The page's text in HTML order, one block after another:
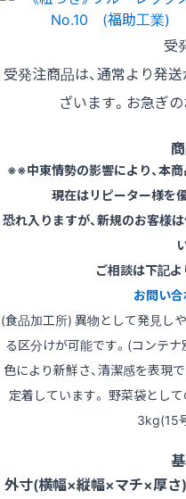
受
受発注商品は、通常より発送
ざいます。お急ぎ
※※中東情勢の影響により、本
現在はリピーター様を
恐れ入りますが、新規のお客様
ご相談は下記よ
お問い
(食品加工所) 異物として発見し
る区分けが可能です。(コンテ
色により新鮮さ、清潔感を表現
定着しています。 野菜袋とし
3kg(15
外寸(横幅×縦幅×マチ×厚さ)